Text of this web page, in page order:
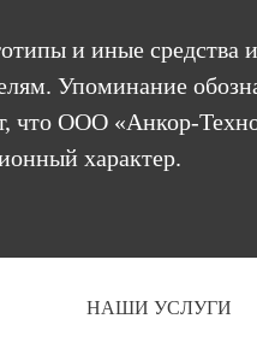
и иные
Упоминание
что ООО «Анкор-
характер.
НАШИ УСЛУГИ